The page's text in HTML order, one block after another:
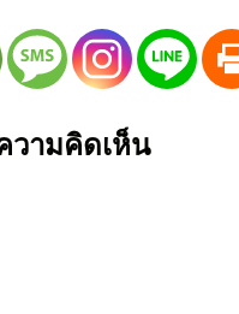
วามคิดเห็น